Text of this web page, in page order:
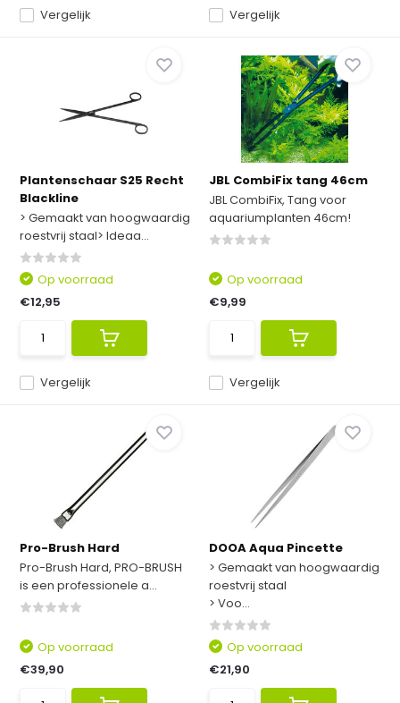
Vergelijk Vergelijk
Plantenschaar S25 Recht
Blackline
> Gemaakt van hoogwaardig
roestvrij staal> Ideaa...
Vergelijk
Op voorraad
€12,95
JBL CombiFix tang 46cm
JBL CombiFix, Tang voor
aquariumplanten 46cm!
Vergelijk
Op voorraad
€9,99
Pro-Brush Hard
Pro-Brush Hard, PRO-BRUSH
is een professionele a...
Op voorraad
€39,90
DOOA Aqua Pincette
> Gemaakt van hoogwaardig
roestvrij staal
> Voo...
Op voorraad
€21,90